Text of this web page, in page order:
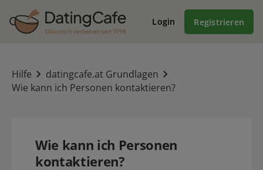
Login Registrieren
Hilfe
datingcafe.at Grundlagen
Wie kann ich Personen kontaktieren?
Wie kann ich Personen
kontaktieren?